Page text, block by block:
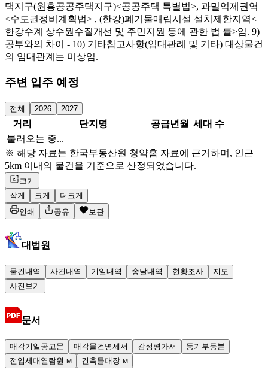
택지구(원흥공공주택지구)<공공주택 특별법>, 과밀억제권역
<수도권정비계획법> , (한강)폐기물매립시설 설치제한지역<
한강수계 상수원수질개선 및 주민지원 등에 관한 법 률>임. 9)
공부와의 차이 - 10) 기타참고사항(임대관례 및 기타) 대상물건
의 임대관계는 미상임.
주변 입주 예정
전체 2026 2027
거리 단지명 공급년월 세대 수
불러오는 중...
※ 해당 자료는 한국부동산원 청약홈 자료에 근거하며, 인근
5km 이내의 물건을 기준으로 산정되었습니다.
크기
작게
크게
더크게
인쇄
공유 보관
대법원
물건내역 사건내역 기일내역 송달내역 현황조사
지도
사진보기
문서
매각기일공고문 매각물건명세서 감정평가서
등기부등본
전입세대열람원 M 건축물대장 M